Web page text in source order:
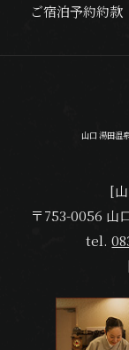
ご宿泊予約約款
山口 湯田温
[
〒753-0056 山
tel.